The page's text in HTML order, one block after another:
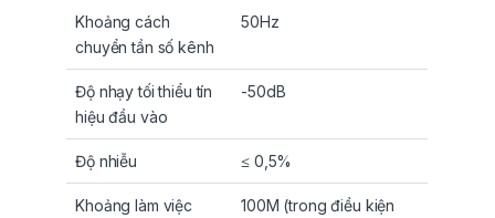
Khoảng cách
chuyển tần số kênh
50Hz
Độ nhạy tối thiểu tín
hiệu đầu vào
-50dB
Độ nhiễu ≤ 0,5%
Khoảng làm việc
100M (trong điều kiện